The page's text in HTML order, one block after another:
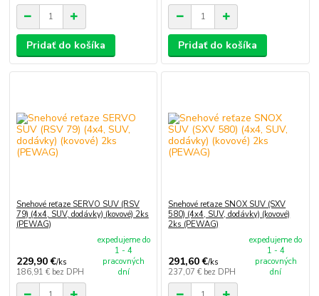
Pridať do košíka Pridať do košíka
Snehové reťaze SERVO SUV (RSV
79) (4x4, SUV, dodávky) (kovové) 2ks
(PEWAG)
229,90 €/ks
186,91 € bez DPH
expedujeme do
1 - 4
pracovných
dní
Snehové reťaze SNOX SUV (SXV
580) (4x4, SUV, dodávky) (kovové)
2ks (PEWAG)
291,60 €/ks
237,07 € bez DPH
expedujeme do
1 - 4
pracovných
dní